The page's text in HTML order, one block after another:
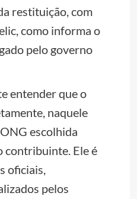
restituição, com
como informa o
pelo governo
entender que o
naquele
escolhida
contribuinte. Ele é
oficiais,
pelos